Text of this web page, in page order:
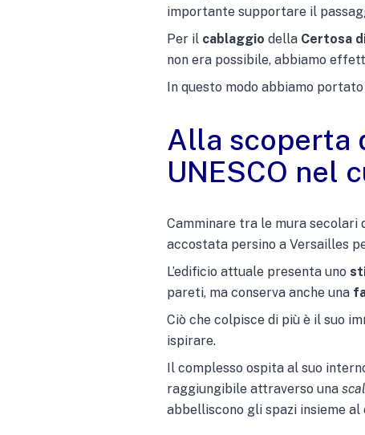
importante supportare il
Per il cablaggio della Certosa
non era possibile, abbiamo
In questo modo abbiamo
Alla scoperta
UNESCO nel
Camminare tra le mura secolari
accostata persino a Versailles
L’edificio attuale presenta uno
pareti, ma conserva anche una
Ciò che colpisce di più è il suo
ispirare.
Il complesso ospita al suo
raggiungibile attraverso una
abbelliscono gli spazi insieme al